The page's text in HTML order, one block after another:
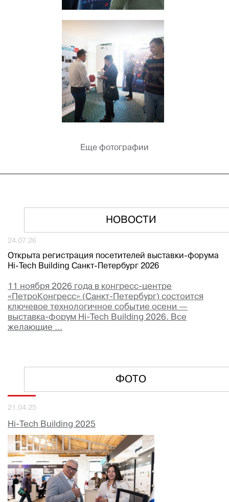
Еще фотографии
НОВОСТИ
24.07.26
Открыта регистрация посетителей выставки-форума
Hi-Tech Building Санкт-Петербург 2026
11 ноября 2026 года в конгресс-центре
«ПетроКонгресс» (Санкт-Петербург) состоится
ключевое технологичное событие осени —
выставка-форум Hi-Tech Building 2026. Все
желающие ...
ФОТО
21.04.25
Hi-Tech Building 2025